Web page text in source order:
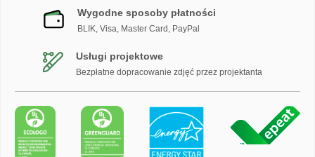
Wygodne sposoby płatności
BLIK, Visa, Master Card, PayPal
Usługi projektowe
Bezpłatne dopracowanie zdjęć przez projektanta